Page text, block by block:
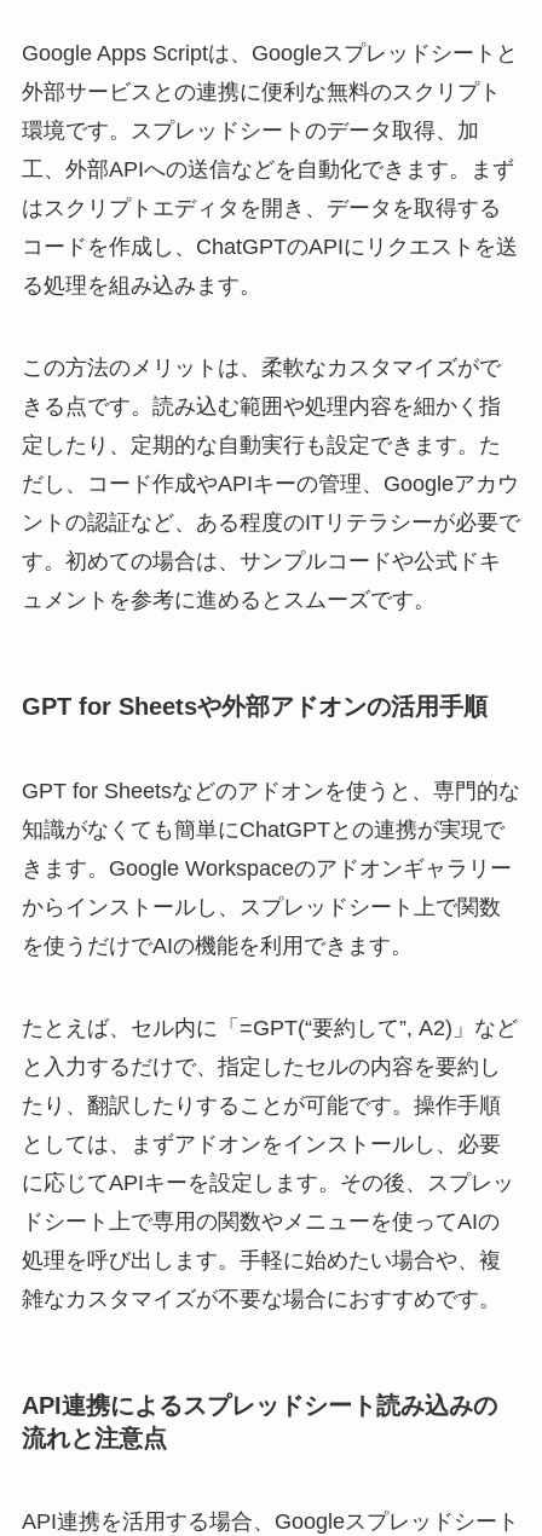
Google Apps Scriptは、Googleスプレッドシートと
外部サービスとの連携に便利な無料のスクリプト
環境です。スプレッドシートのデータ取得、加
工、外部APIへの送信などを自動化できます。まず
はスクリプトエディタを開き、データを取得する
コードを作成し、ChatGPTのAPIにリクエストを送
る処理を組み込みます。
この方法のメリットは、柔軟なカスタマイズがで
きる点です。読み込む範囲や処理内容を細かく指
定したり、定期的な自動実行も設定できます。た
だし、コード作成やAPIキーの管理、Googleアカウ
ントの認証など、ある程度のITリテラシーが必要で
す。初めての場合は、サンプルコードや公式ドキ
ュメントを参考に進めるとスムーズです。
GPT for Sheetsや外部アドオンの活用手順
GPT for Sheetsなどのアドオンを使うと、専門的な
知識がなくても簡単にChatGPTとの連携が実現で
きます。Google Workspaceのアドオンギャラリー
からインストールし、スプレッドシート上で関数
を使うだけでAIの機能を利用できます。
たとえば、セル内に「=GPT(“要約して”, A2)」など
と入力するだけで、指定したセルの内容を要約し
たり、翻訳したりすることが可能です。操作手順
としては、まずアドオンをインストールし、必要
に応じてAPIキーを設定します。その後、スプレッ
ドシート上で専用の関数やメニューを使ってAIの
処理を呼び出します。手軽に始めたい場合や、複
雑なカスタマイズが不要な場合におすすめです。
API連携によるスプレッドシート読み込みの
流れと注意点
API連携を活用する場合、Googleスプレッドシート